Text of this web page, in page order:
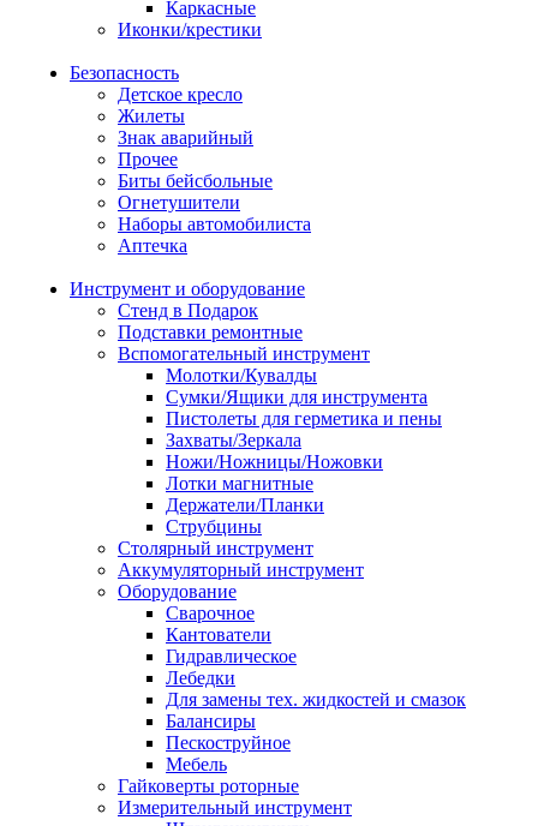
Каркасные
Иконки/крестики
Безопасность
Детское кресло
Жилеты
Знак аварийный
Прочее
Биты бейсбольные
Огнетушители
Наборы автомобилиста
Аптечка
Инструмент и оборудование
Стенд в Подарок
Подставки ремонтные
Вспомогательный инструмент
Молотки/Кувалды
Сумки/Ящики для инструмента
Пистолеты для герметика и пены
Захваты/Зеркала
Ножи/Ножницы/Ножовки
Лотки магнитные
Держатели/Планки
Струбцины
Столярный инструмент
Аккумуляторный инструмент
Оборудование
Сварочное
Кантователи
Гидравлическое
Лебедки
Для замены тех. жидкостей и смазок
Балансиры
Пескоструйное
Мебель
Гайковерты роторные
Измерительный инструмент